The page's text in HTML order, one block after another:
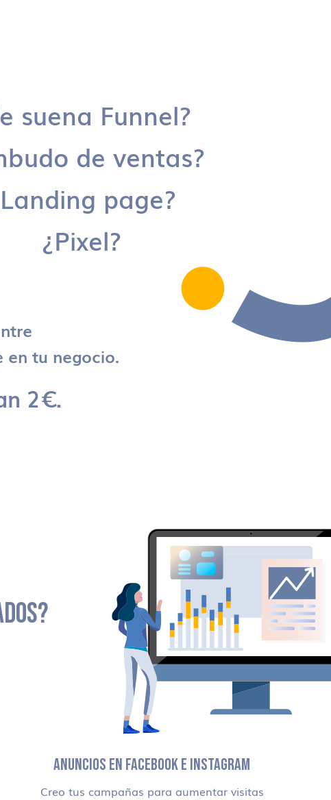
suena Funnel?
de ventas?
page?
¿Pixel?
tu negocio.
2€.
ANUNCIOS EN FACEBOOK E INSTAGRAM
Creo tus campañas para aumentar visitas